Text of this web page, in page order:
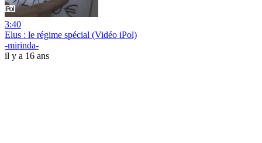
3:40
Elus : le régime spécial (Vidéo iPol)
-mirinda-
il y a 16 ans